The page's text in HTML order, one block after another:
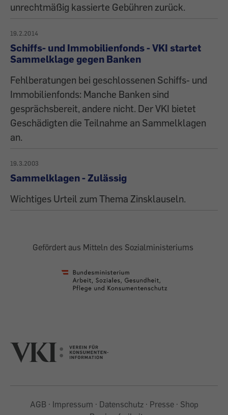
unrechtmäßig kassierte Gebühren zurück.
19.2.2014
Schiffs- und Immobilienfonds - VKI startet
Sammelklage gegen Banken
Fehlberatungen bei geschlossenen Schiffs- und
Immobilienfonds: Manche Banken sind
gesprächsbereit, andere nicht. Der VKI bietet
Geschädigten die Teilnahme an Sammelklagen
an.
19.3.2003
Sammelklagen - Zulässig
Wichtiges Urteil zum Thema Zinsklauseln.
Gefördert aus Mitteln des Sozialministeriums
AGB Impressum Datenschutz Presse
Shop